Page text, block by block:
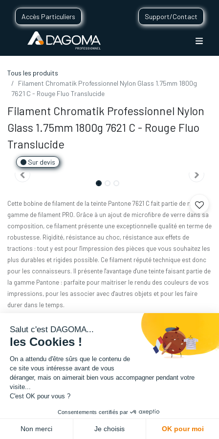
Accès Particuliers Support/Contact
Tous les produits
Filament Chromatik Professionnel Nylon Glass 1.75mm 1800g
7621 C - Rouge Fluo Translucide
Filament Chromatik Professionnel Nylon
Glass 1.75mm 1800g 7621 C - Rouge Fluo
Translucide
Sur devis
Cette bobine de filament de la teinte Pantone 7621 C fait partie de notre
gamme de filament PRO. Grâce à un ajout de microfibre de verre dans sa
composition, ce filament présente une exceptionnelle qualité en terme de
robustesse. Rigidité, résistance au choc, résistance aux effets de
tractions : tout y est pour l'impression des pièces que vous souhaitez les
plus durables et rigides possible. Ce filament réputé technique est donc
pour les connaisseurs. Il présente l'avantage d'une teinte faisant partie de
la gamme Pantone : parfaite pour maitriser le rendu des couleurs de vos
impressions, pour les associer avec d'autres objets et pour les faire
durer dans le temps.
Matière : PA12-GF
Grammage : 1800 g
Couleur : Rouge Fluo Translucide
Salut c'est DAGOMA...
les Cookies !
On a attendu d'être sûrs que le contenu de
ce site vous intéresse avant de vous
déranger, mais on aimerait bien vous accompagner pendant votre
visite...
C'est OK pour vous ?
Consentements certifiés par
Non merci Je choisis OK pour moi